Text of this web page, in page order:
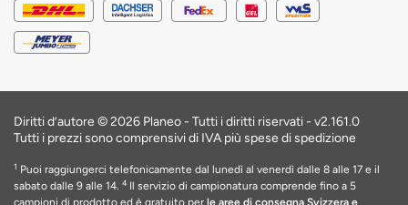
Diritti d’autore © 2026 Planeo - Tutti i diritti riservati - v2.161.0
Tutti i prezzi sono comprensivi di IVA più spese di spedizione
1 Puoi raggiungerci telefonicamente dal lunedì al venerdì dalle 8 alle 17 e il
sabato dalle 9 alle 14. 4 Il servizio di campionatura comprende fino a 5